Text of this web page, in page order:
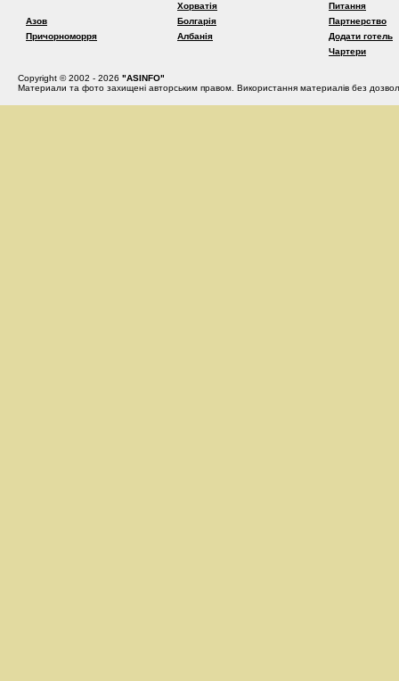
Азов
Причорноморря
Хорватія
Болгарія
Албанія
Питання
Партнерство
Додати готель
Чартери
Copyright © 2002 - 2026 "ASINFO"
Материали та фото захищені авторським правом. Використання материалів без